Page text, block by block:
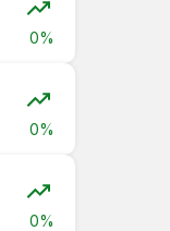
0%
0%
0%